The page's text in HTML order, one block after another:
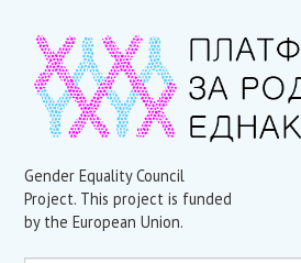
Gender Equality Council
Project. This project is funded
by the European Union.